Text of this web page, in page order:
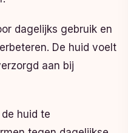
dagelijks gebruik en
De huid voelt
aan bij
huid te